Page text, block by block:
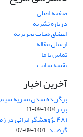
صفحه اصلی
درباره نشریه
اعضای هیات تحریریه
ارسال مقاله
تماس با ما
نقشه سایت
آخرین اخبار
برگزیده شدن نشریه
برتر1404-09-11
۴۸۱ پژوهشگر ایرانی
گرفتند.1401-09-07